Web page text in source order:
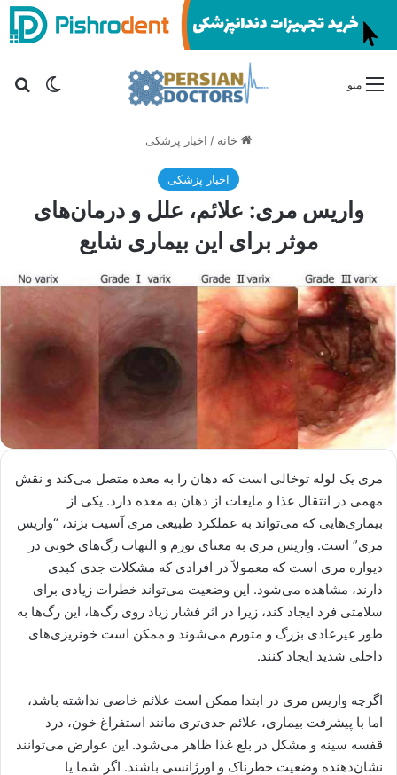
تغییر منو
خانه / اخبار پزشکی
اخبار پزشکی
واریس مری: علائم، علل و درمان‌های
موثر برای این بیماری شایع
مری یک لوله توخالی است که دهان را به معده متصل می‌کند و نقش
مهمی در انتقال غذا و مایعات از دهان به معده دارد. یکی از
بیماری‌هایی که می‌تواند به عملکرد طبیعی مری آسیب بزند، “واریس
مری” است. واریس مری به معنای تورم و التهاب رگ‌های خونی در
دیواره مری است که معمولاً در افرادی که مشکلات جدی کبدی
دارند، مشاهده می‌شود. این وضعیت می‌تواند خطرات زیادی برای
سلامتی فرد ایجاد کند، زیرا در اثر فشار زیاد روی رگ‌ها، این رگ‌ها به
طور غیرعادی بزرگ و متورم می‌شوند و ممکن است خونریزی‌های
داخلی شدید ایجاد کنند.
اگرچه واریس مری در ابتدا ممکن است علائم خاصی نداشته باشد،
اما با پیشرفت بیماری، علائم جدی‌تری مانند استفراغ خون، درد
قفسه سینه و مشکل در بلع غذا ظاهر می‌شود. این عوارض می‌توانند
نشان‌دهنده وضعیت خطرناک و اورژانسی باشند. اگر شما یا